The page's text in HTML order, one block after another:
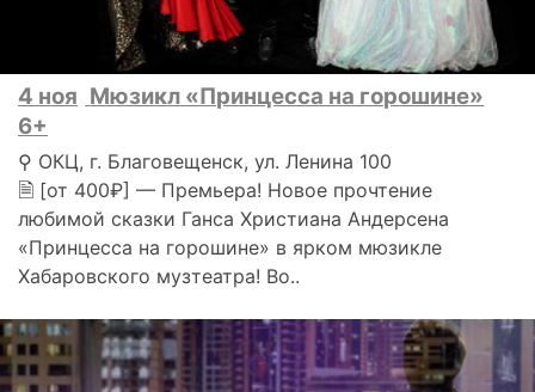
4 ноя Мюзикл «Принцесса на горошине»
6+
⚲ ОКЦ, г. Благовещенск, ул. Ленина 100
🗎 [от 400₽] — Премьера! Новое прочтение
любимой сказки Ганса Христиана Андерсена
«Принцесса на горошине» в ярком мюзикле
Хабаровского музтеатра! Во..